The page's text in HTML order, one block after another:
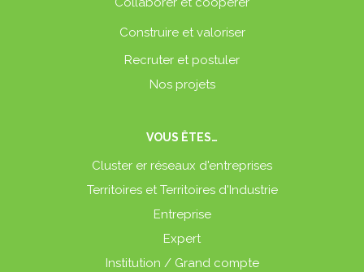
Construire et valoriser
Recruter et postuler
Nos projets
VOUS ÊTES…
Cluster er réseaux d'entreprises
Territoires et Territoires d'Industrie
Entreprise
Expert
Institution / Grand compte